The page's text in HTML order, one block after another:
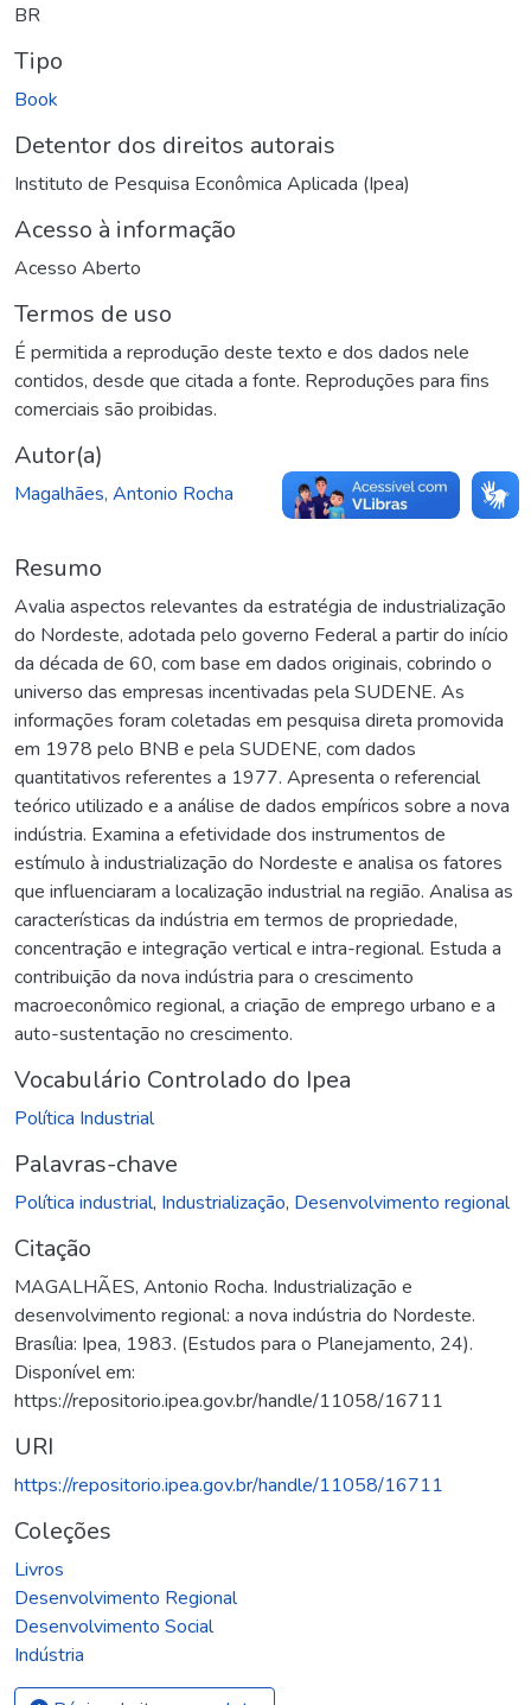
BR
Tipo
Book
Detentor dos direitos autorais
Instituto de Pesquisa Econômica Aplicada (Ipea)
Acesso à informação
Acesso Aberto
Termos de uso
É permitida a reprodução deste texto e dos dados nele
contidos, desde que citada a fonte. Reproduções para fins
comerciais são proibidas.
Autor(a)
Magalhães, Antonio Rocha
Resumo
Avalia aspectos relevantes da estratégia de industrialização
do Nordeste, adotada pelo governo Federal a partir do início
da década de 60, com base em dados originais, cobrindo o
universo das empresas incentivadas pela SUDENE. As
informações foram coletadas em pesquisa direta promovida
em 1978 pelo BNB e pela SUDENE, com dados
quantitativos referentes a 1977. Apresenta o referencial
teórico utilizado e a análise de dados empíricos sobre a nova
indústria. Examina a efetividade dos instrumentos de
estímulo à industrialização do Nordeste e analisa os fatores
que influenciaram a localização industrial na região. Analisa as
características da indústria em termos de propriedade,
concentração e integração vertical e intra-regional. Estuda a
contribuição da nova indústria para o crescimento
macroeconômico regional, a criação de emprego urbano e a
auto-sustentação no crescimento.
Vocabulário Controlado do Ipea
Política Industrial
Palavras-chave
Política industrial, Industrialização, Desenvolvimento regional
Citação
MAGALHÃES, Antonio Rocha. Industrialização e
desenvolvimento regional: a nova indústria do Nordeste.
Brasília: Ipea, 1983. (Estudos para o Planejamento, 24).
Disponível em:
https://repositorio.ipea.gov.br/handle/11058/16711
URI
https://repositorio.ipea.gov.br/handle/11058/16711
Coleções
Livros
Desenvolvimento Regional
Desenvolvimento Social
Indústria